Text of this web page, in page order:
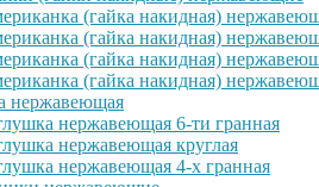
(гайка накидная)
(гайка накидная)
(гайка накидная)
(гайка накидная)
нержавеющая
нержавеющая 6-ти гранная
нержавеющая круглая
нержавеющая 4-х гранная